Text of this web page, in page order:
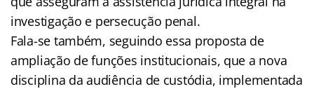
investigação e persecução penal.
Fala-se também, seguindo essa proposta de
ampliação de funções institucionais, que a nova
disciplina da audiência de custódia, implementada